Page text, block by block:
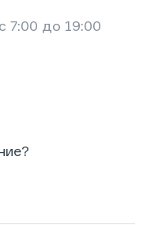
7:00 до 19:00